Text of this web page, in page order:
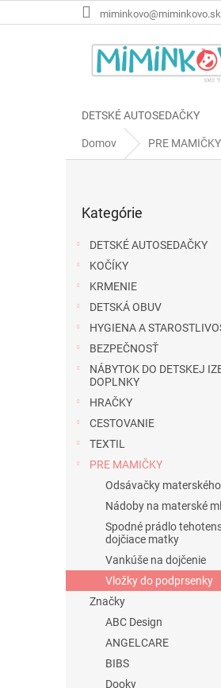
na
miminkovo@miminkovo.sk
DETSKÉ AUTOSEDAČKY
Domov PRE MAMIČKY
kategórie
Kategórie
DETSKÉ AUTOSEDAČKY
KOČÍKY
KRMENIE
DETSKÁ OBUV
HYGIENA A
BEZPEČNOSŤ
NÁBYTOK DO DETSKEJ
DOPLNKY
HRAČKY
CESTOVANIE
TEXTIL
PRE MAMIČKY
Odsávačky
Nádoby na materské
Spodné prádlo
dojčiace matky
Vankúše na dojčenie
Vložky do podprsenky
Značky
ABC Design
ANGELCARE
BIBS
Dooky